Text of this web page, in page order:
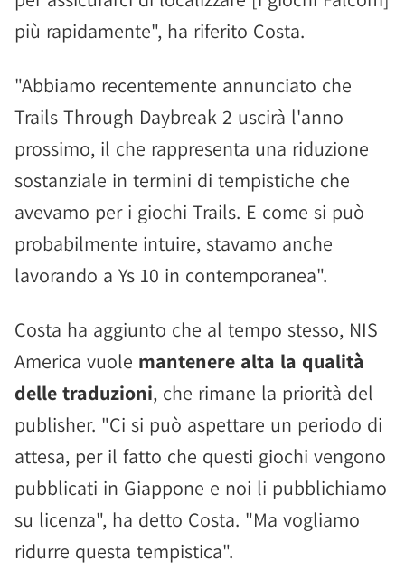
più rapidamente", ha riferito Costa.
"Abbiamo recentemente annunciato che
Trails Through Daybreak 2 uscirà l'anno
prossimo, il che rappresenta una riduzione
sostanziale in termini di tempistiche che
avevamo per i giochi Trails. E come si può
probabilmente intuire, stavamo anche
lavorando a Ys 10 in contemporanea".
Costa ha aggiunto che al tempo stesso, NIS
America vuole mantenere alta la qualità
delle traduzioni, che rimane la priorità del
publisher. "Ci si può aspettare un periodo di
attesa, per il fatto che questi giochi vengono
pubblicati in Giappone e noi li pubblichiamo
su licenza", ha detto Costa. "Ma vogliamo
ridurre questa tempistica".